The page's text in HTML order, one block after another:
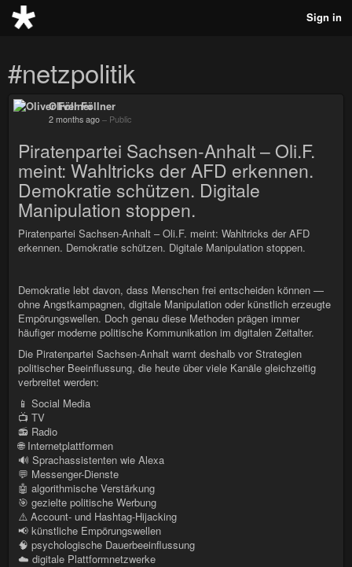
Sign in
#netzpolitik
Oliver Föllner
2 months ago – Public
Piratenpartei Sachsen-Anhalt – Oli.F.
meint: Wahltricks der AFD erkennen.
Demokratie schützen. Digitale
Manipulation stoppen.
Piratenpartei Sachsen-Anhalt – Oli.F. meint: Wahltricks der AFD
erkennen. Demokratie schützen. Digitale Manipulation stoppen.
Demokratie lebt davon, dass Menschen frei entscheiden können —
ohne Angstkampagnen, digitale Manipulation oder künstlich erzeugte
Empörungswellen. Doch genau diese Methoden prägen immer
häufiger moderne politische Kommunikation im digitalen Zeitalter.
Die Piratenpartei Sachsen-Anhalt warnt deshalb vor Strategien
politischer Beeinflussung, die heute über viele Kanäle gleichzeitig
verbreitet werden:
📱 Social Media
📺 TV
📻 Radio
🌐 Internetplattformen
🔊 Sprachassistenten wie Alexa
💬 Messenger-Dienste
🤖 algorithmische Verstärkung
🎯 gezielte politische Werbung
⚠️ Account- und Hashtag-Hijacking
📢 künstliche Empörungswellen
🧠 psychologische Dauerbeeinflussung
☁️ digitale Plattformnetzwerke